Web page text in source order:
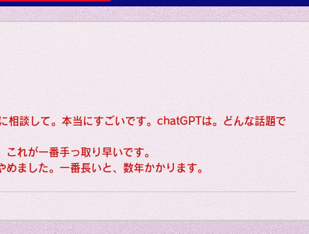
Art:
Sounds
Colors
Human
相談して。本当にすごいです。chatGPTは。どんな話題で
れが一番手っ取り早いです。
ました。一番長いと、数年かかります。